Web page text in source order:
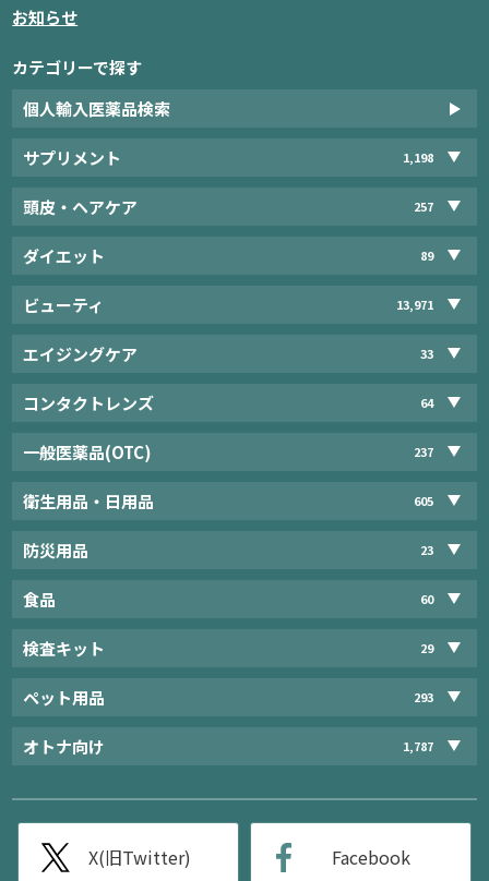
お知らせ
カテゴリーで探す
個人輸入医薬品検索
サプリメント 1,198
頭皮・ヘアケア 257
ダイエット 89
ビューティ 13,971
エイジングケア 33
コンタクトレンズ 64
一般医薬品(OTC) 237
衛生用品・日用品 605
防災用品 23
食品 60
検査キット 29
ペット用品 293
オトナ向け 1,787
X(旧Twitter) Facebook